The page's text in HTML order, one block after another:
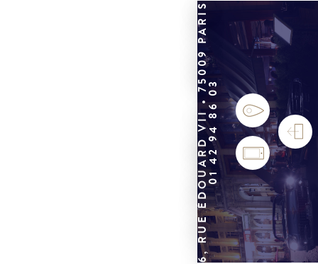
6, RUE ÉDOUARD VII • 75009 PARIS01 42 94 86 03